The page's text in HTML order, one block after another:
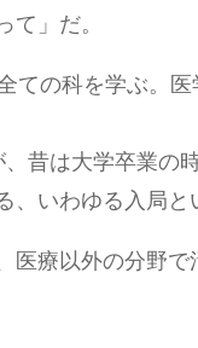
」だ。
ての科を学ぶ。
昔は大学卒業の
いわゆる入局と
医療以外の分野